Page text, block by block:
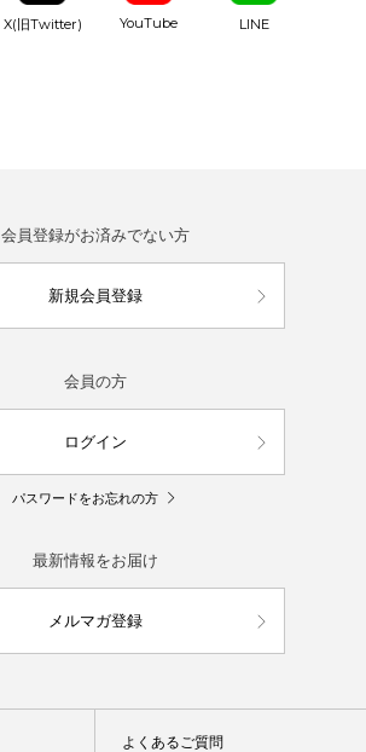
X(旧Twitter) YouTube LINE
会員登録がお済みでない方
新規会員登録
会員の方
ログイン
パスワードをお忘れの方
最新情報をお届け
メルマガ登録
よくあるご質問